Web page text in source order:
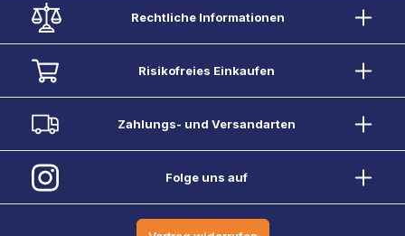
Rechtliche Informationen
Risikofreies Einkaufen
Zahlungs- und Versandarten
Folge uns auf